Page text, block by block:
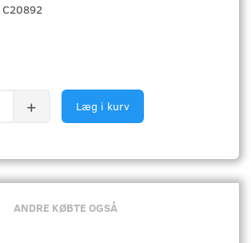
C20892
Læg i kurv
ANDRE KØBTE OGSÅ